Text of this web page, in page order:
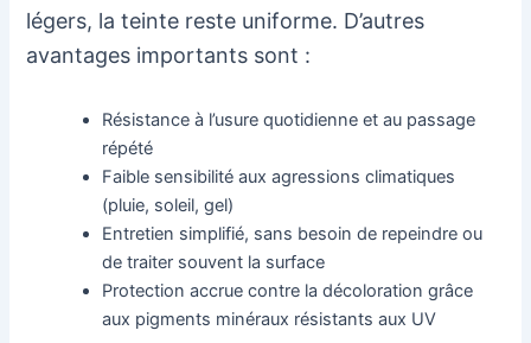
légers, la teinte reste uniforme. D’autres
avantages importants sont :
Résistance à l’usure quotidienne et au passage
répété
Faible sensibilité aux agressions climatiques
(pluie, soleil, gel)
Entretien simplifié, sans besoin de repeindre ou
de traiter souvent la surface
Protection accrue contre la décoloration grâce
aux pigments minéraux résistants aux UV